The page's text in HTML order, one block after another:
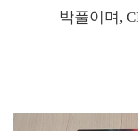
박풀이며,